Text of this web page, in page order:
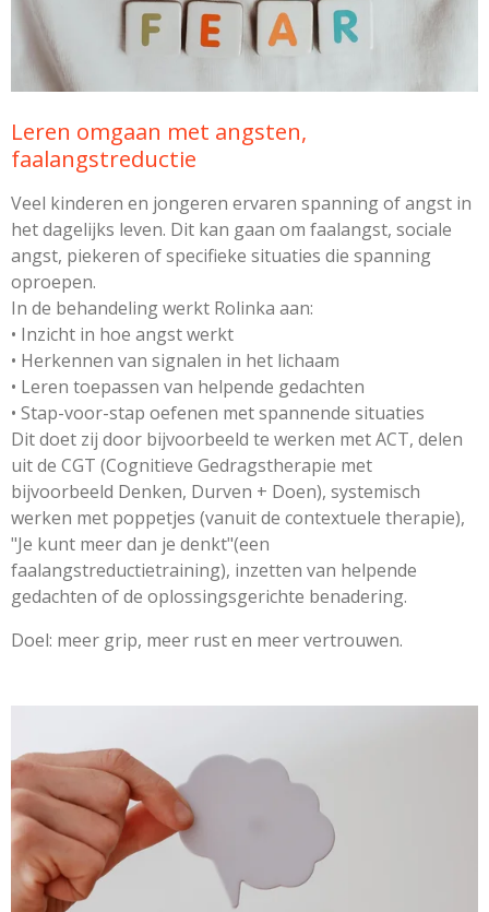
Leren omgaan met angsten,
faalangstreductie
Veel kinderen en jongeren ervaren spanning of angst in
het dagelijks leven. Dit kan gaan om faalangst, sociale
angst, piekeren of specifieke situaties die spanning
oproepen.
In de behandeling werkt Rolinka aan:
• Inzicht in hoe angst werkt
• Herkennen van signalen in het lichaam
• Leren toepassen van helpende gedachten
• Stap-voor-stap oefenen met spannende situaties
Dit doet zij door bijvoorbeeld te werken met ACT, delen
uit de CGT (Cognitieve Gedragstherapie met
bijvoorbeeld Denken, Durven + Doen), systemisch
werken met poppetjes (vanuit de contextuele therapie),
"Je kunt meer dan je denkt"(een
faalangstreductietraining), inzetten van helpende
gedachten of de oplossingsgerichte benadering.
Doel: meer grip, meer rust en meer vertrouwen.